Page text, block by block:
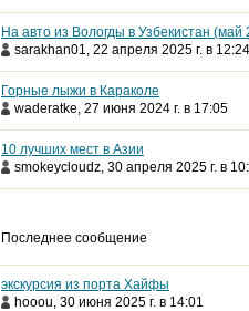
На авто из Вологды в Узбекистан (май
sarakhan01, 22 апреля 2025 г. в 12:24
Горные лыжи в Караколе
waderatke, 27 июня 2024 г. в 17:05
10 лучших мест в Азии
smokeycloudz, 30 апреля 2025 г. в
Последнее сообщение
экскурсия из порта Хайфы
hooou, 30 июня 2025 г. в 14:01